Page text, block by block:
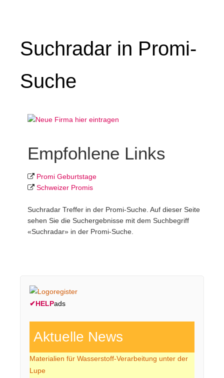
Suchradar in Promi-
Suche
Empfohlene Links
Promi Geburtstage
Schweizer Promis
Suchradar Treffer in der Promi-Suche. Auf dieser Seite
sehen Sie die Suchergebnisse mit dem Suchbegriff
«Suchradar» in der Promi-Suche.
✔HELPads
Aktuelle News
Materialien für Wasserstoff-Verarbeitung unter der
Lupe